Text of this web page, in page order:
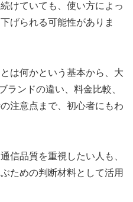
けていても、使い方によっ
げられる可能性がありま
は何かという基本から、大
ランドの違い、料金比較、
注意点まで、初心者にもわ
信品質を重視したい人も、
ための判断材料として活用